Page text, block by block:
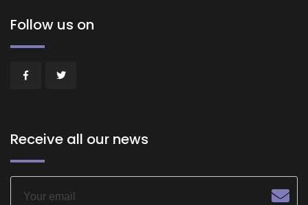
Follow us on
Receive all our news